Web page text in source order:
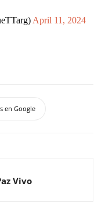
April 11, 2024
en Google
Vivo